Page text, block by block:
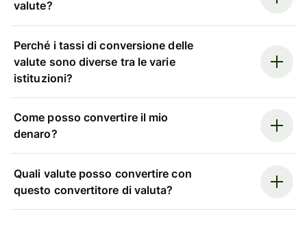
valute?
Perché i tassi di conversione delle
valute sono diverse tra le varie
istituzioni?
Come posso convertire il mio
denaro?
Quali valute posso convertire con
questo convertitore di valuta?